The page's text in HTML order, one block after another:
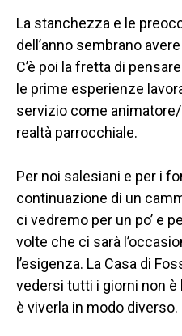
SERVIZI
AL
LAVORO
IL
CENTRO
EDUCATIVO
ORIENTAMENTO
QUALITÀ
E
ACCREDITAMENTO
OPEN
La stanchezza e le
dell’anno sembrano
C’è poi la fretta di
le prime esperienze
servizio come
realtà parrocchiale.
Per noi salesiani e per i
continuazione di un
ci vedremo per un po’ e
volte che ci sarà
l’esigenza. La Casa di
vedersi tutti i giorni non è
è viverla in modo diverso.